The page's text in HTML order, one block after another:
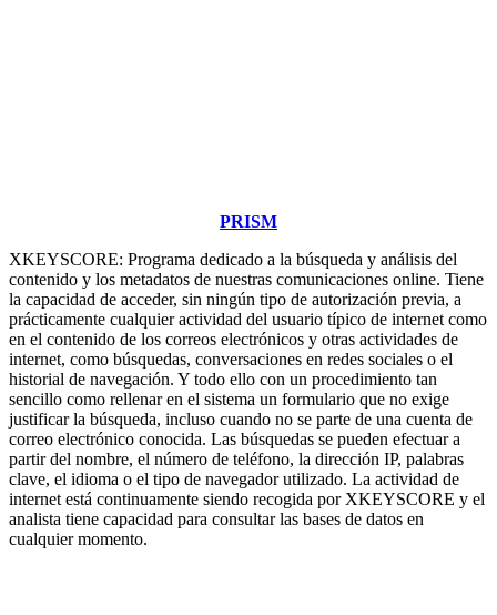
PRISM
XKEYSCORE: Programa dedicado a la búsqueda y análisis del
contenido y los metadatos de nuestras comunicaciones online. Tiene
la capacidad de acceder, sin ningún tipo de autorización previa, a
prácticamente cualquier actividad del usuario típico de internet como
en el contenido de los correos electrónicos y otras actividades de
internet, como búsquedas, conversaciones en redes sociales o el
historial de navegación. Y todo ello con un procedimiento tan
sencillo como rellenar en el sistema un formulario que no exige
justificar la búsqueda, incluso cuando no se parte de una cuenta de
correo electrónico conocida. Las búsquedas se pueden efectuar a
partir del nombre, el número de teléfono, la dirección IP, palabras
clave, el idioma o el tipo de navegador utilizado. La actividad de
internet está continuamente siendo recogida por XKEYSCORE y el
analista tiene capacidad para consultar las bases de datos en
cualquier momento.